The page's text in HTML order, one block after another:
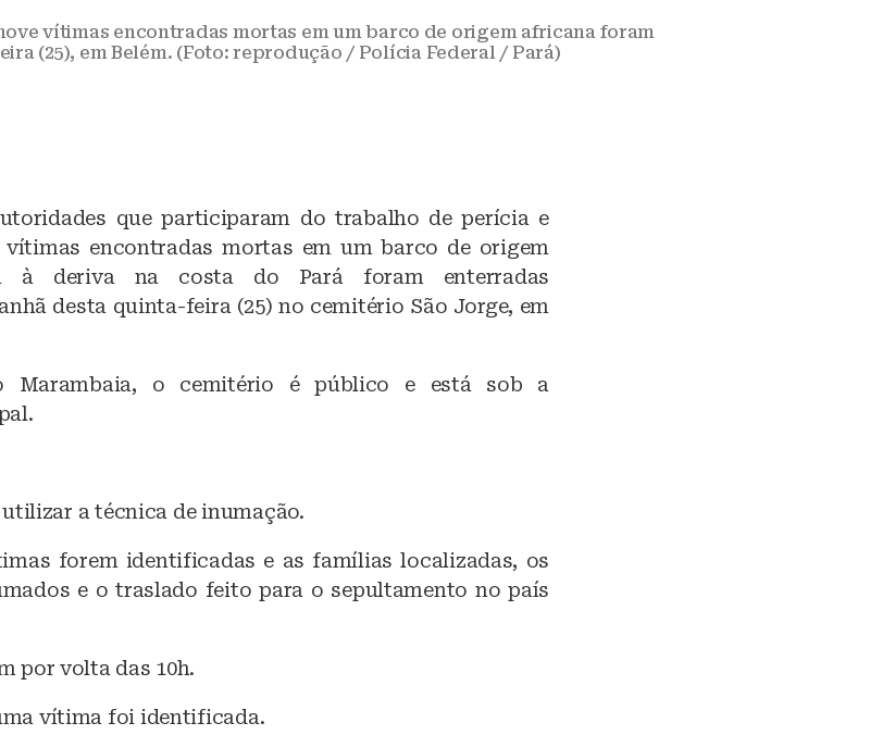
vítimas encontradas mortas em um barco de origem africana foram
(25), em Belém. (Foto: reprodução / Polícia Federal / Pará)
que participaram do trabalho de perícia e
vítimas encontradas mortas em um barco de origem
à deriva na costa do Pará foram enterradas
desta quinta-feira (25) no cemitério São Jorge, em
Marambaia, o cemitério é público e está sob a
a técnica de inumação.
forem identificadas e as famílias localizadas, os
e o traslado feito para o sepultamento no país
por volta das 10h.
vítima foi identificada.